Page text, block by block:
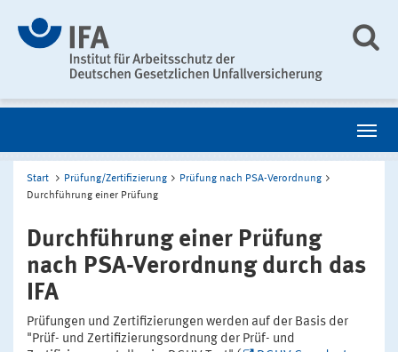
Start Prüfung/Zertifizierung
Prüfung nach PSA-Verordnung
Durchführung einer Prüfung
Durchführung einer Prüfung
nach PSA-Verordnung durch das
IFA
Prüfungen und Zertifizierungen werden auf der Basis der
"Prüf- und Zertifizierungsordnung der Prüf- und